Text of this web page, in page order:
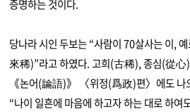
증명하는 것이다.
당나라 시인 두보는 “사람이 70살사는 이,
來稀)”라고 하였다. 고희(古稀), 종심(從心
《논어(論語)》 〈위정(爲政)편〉에도 나
“나이 일흔에 마음에 하고자 하는 대로 하여